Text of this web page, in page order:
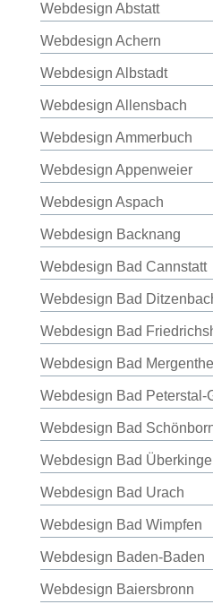
Webdesign Abstatt
Webdesign Achern
Webdesign Albstadt
Webdesign Allensbach
Webdesign Ammerbuch
Webdesign Appenweier
Webdesign Aspach
Webdesign Backnang
Webdesign Bad Cannstatt
Webdesign Bad
Webdesign Bad
Webdesign Bad
Webdesign Bad Peterstal-
Webdesign Bad
Webdesign Bad
Webdesign Bad Urach
Webdesign Bad Wimpfen
Webdesign Baden-Baden
Webdesign Baiersbronn